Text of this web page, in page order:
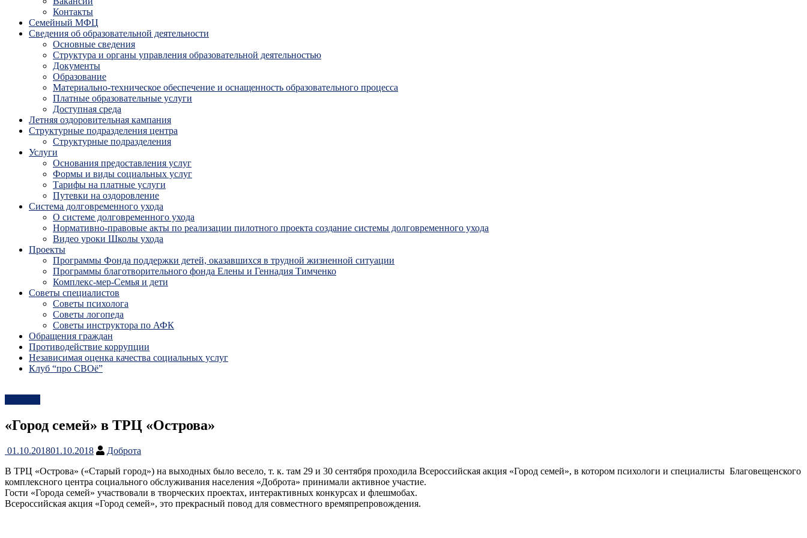
Контакты
Семейный МФЦ
Сведения об образовательной деятельности
Основные сведения
Структура и органы управления образовательной деятельностью
Документы
Образование
Материально-техническое обеспечение и оснащенность образовательного процесса
Платные образовательные услуги
Доступная среда
Летняя оздоровительная кампания
Структурные подразделения центра
Структурные подразделения
Услуги
Основания предоставления услуг
Формы и виды социальных услуг
Тарифы на платные услуги
Путевки на оздоровление
Система долговременного ухода
О системе долговременного ухода
Нормативно-правовые акты по реализации пилотного проекта создание системы долговременного ухода
Видео уроки Школы ухода
Проекты
Программы Фонда поддержки детей, оказавшихся в трудной жизненной ситуации
Программы благотворительного фонда Елены и Геннадия Тимченко
Комплекс-мер-Семья и дети
Советы специалистов
Советы психолога
Советы логопеда
Советы инструктора по АФК
Обращения граждан
Противодействие коррупции
Независимая оценка качества социальных услуг
Клуб “про СВОё”
«Город семей» в ТРЦ «Острова»
01.10.201801.10.2018
Доброта
В ТРЦ «Острова» («Старый город») на выходных было весело, т. к. там 29 и 30 сентября проходила Всероссийская акция «Город семей», в котором психологи и специалисты Благовещенского
комплексного центра социального обслуживания населения «Доброта» принимали активное участие.
Гости «Города семей» участвовали в творческих проектах, интерактивных конкурсах и флешмобах.
Всероссийская акция «Город семей», это прекрасный повод для совместного времяпрепровождения.